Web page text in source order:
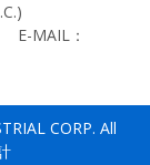
E-MAIL：
CORP. All